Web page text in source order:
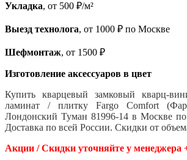
Укладка, от 500 ₽/м²
Выезд технолога, от 1000 ₽ по Москве
Шефмонтаж, от 1500 ₽
Изготовление аксессуаров в цвет
Купить кварцевый замковый кварц-
ламинат / плитку Fargo Comfort
Лондонский Туман 81996-14 в Москве
Доставка по всей России. Скидки от
Акции / Скидки уточняйте у менеджера